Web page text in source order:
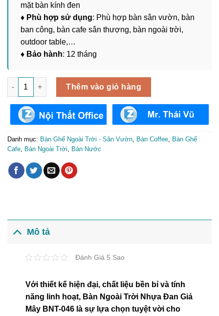
mặt bàn kính đen
♦ Phù hợp sử dụng: Phù hợp bàn sân vườn, bàn
ban công, bàn cafe sân thượng, bàn ngoài trời,
outdoor table,…
♦ Bảo hành: 12 tháng
Bàn Ngoài Trời Nhựa Đan Giả Mây BNT-046 số lượng
Thêm vào giỏ hàng
Danh mục: Bàn Ghế Ngoài Trời - Sân Vườn Bàn Coffee Bàn Ghế
Cafe Bàn Ngoài Trời Bàn Nước
Mô tả
Đánh Giá 5 Sao
Với thiết kế hiện đại, chất liệu bền bỉ và tính
năng linh hoạt, Bàn Ngoài Trời Nhựa Đan Giả
Mây BNT-046 là sự lựa chọn tuyệt vời cho